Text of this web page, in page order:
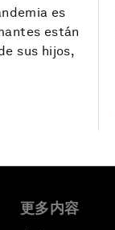
es
están
sus hijos,
更多内容